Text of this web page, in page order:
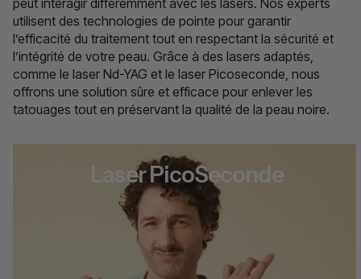
peut interagir différemment avec les lasers. Nos experts
utilisent des technologies de pointe pour garantir
l’efficacité du traitement tout en respectant la sécurité et
l’intégrité de votre peau. Grâce à des lasers adaptés,
comme le laser Nd-YAG et le laser Picoseconde, nous
offrons une solution sûre et efficace pour enlever les
tatouages tout en préservant la qualité de la peau noire.
Laser PicoSeconde